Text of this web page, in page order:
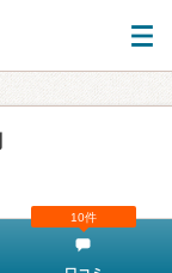
10件